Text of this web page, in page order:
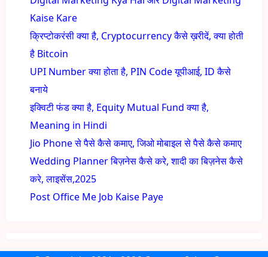
Kaise Kare
क्रिप्टोकरंसी क्या है, Cryptocurrency कैसे ख़रीदें, क्या होती
है Bitcoin
UPI Number क्या होता है, PIN Code यूपीआई, ID कैसे
बनाये
इक्विटी फंड क्या है, Equity Mutual Fund क्या है,
Meaning in Hindi
Jio Phone से पैसे कैसे कमाए, जिओ मोबाइल से पैसे कैसे कमाए
Wedding Planner बिज़नेस कैसे करे, शादी का बिज़नेस कैसे
करे, लाइसेंस,2025
Post Office Me Job Kaise Paye